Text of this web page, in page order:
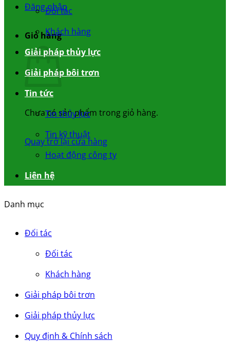
Đăng nhập
Giỏ hàng
Chưa có sản phẩm trong giỏ hàng.
Quay trở lại cửa hàng
Đối tác
Khách hàng
Giải pháp thủy lực
Giải pháp bôi trơn
Tin tức
Tin thủy lực
Tin kỹ thuật
Hoạt động công ty
Liên hệ
Danh mục
Đối tác
Đối tác
Khách hàng
Giải pháp bôi trơn
Giải pháp thủy lực
Quy định & Chính sách